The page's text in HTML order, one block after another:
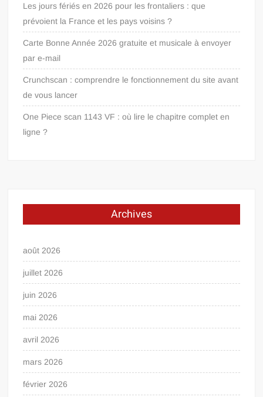
Les jours fériés en 2026 pour les frontaliers : que
prévoient la France et les pays voisins ?
Carte Bonne Année 2026 gratuite et musicale à envoyer
par e-mail
Crunchscan : comprendre le fonctionnement du site avant
de vous lancer
One Piece scan 1143 VF : où lire le chapitre complet en
ligne ?
Archives
août 2026
juillet 2026
juin 2026
mai 2026
avril 2026
mars 2026
février 2026